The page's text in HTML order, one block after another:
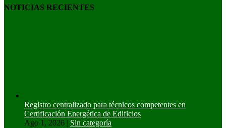
NOTICIAS RECIENTES
Registro centralizado para técnicos competentes en
Certificación Energética de Edificios
Ago 1, 2026
Sin categoría